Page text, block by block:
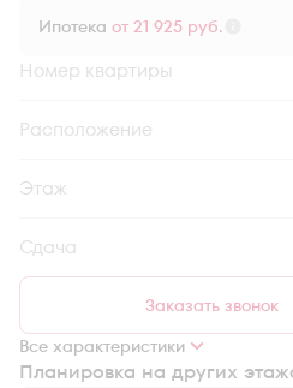
Ипотека от 21 925 руб.
Номер квартиры
Секция
Этаж
Сдача
Заказать звонок
Все характеристики
Планировка на других